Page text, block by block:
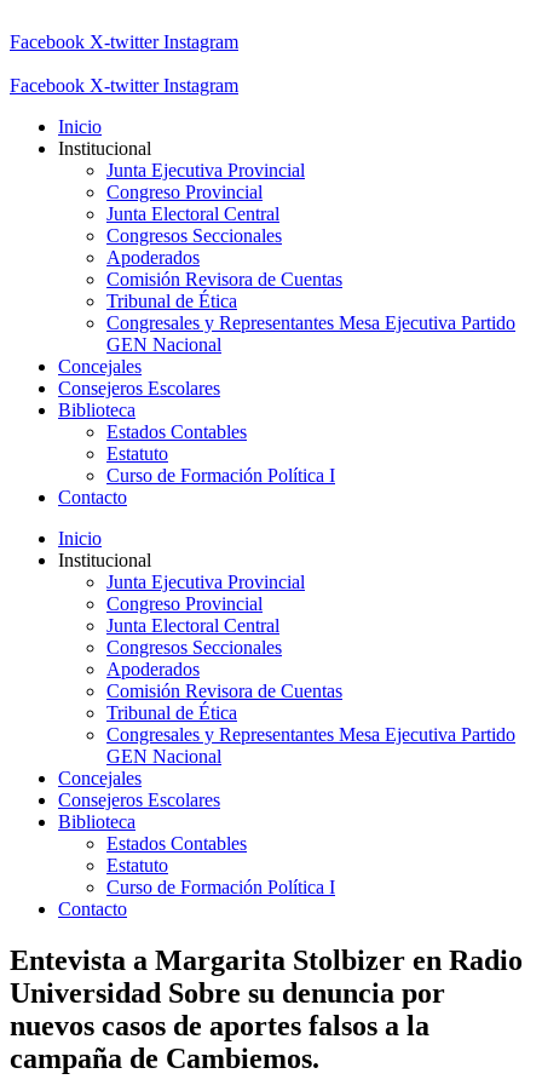
Facebook X-twitter Instagram
Facebook X-twitter Instagram
Inicio
Institucional
Junta Ejecutiva Provincial
Congreso Provincial
Junta Electoral Central
Congresos Seccionales
Apoderados
Comisión Revisora de Cuentas
Tribunal de Ética
Congresales y Representantes Mesa Ejecutiva Partido
GEN Nacional
Concejales
Consejeros Escolares
Biblioteca
Estados Contables
Estatuto
Curso de Formación Política I
Contacto
Inicio
Institucional
Junta Ejecutiva Provincial
Congreso Provincial
Junta Electoral Central
Congresos Seccionales
Apoderados
Comisión Revisora de Cuentas
Tribunal de Ética
Congresales y Representantes Mesa Ejecutiva Partido
GEN Nacional
Concejales
Consejeros Escolares
Biblioteca
Estados Contables
Estatuto
Curso de Formación Política I
Contacto
Entevista a Margarita Stolbizer en Radio
Universidad Sobre su denuncia por
nuevos casos de aportes falsos a la
campaña de Cambiemos.